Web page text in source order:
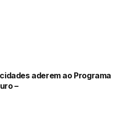
cidades aderem ao Programa
–